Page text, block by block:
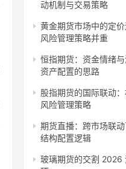
动机制与交易策略
黄金期货市场中的定
风险管理策略并重
恒指期货：资金情绪
资产配置的思路
股指期货的国际联动
风险管理策略
期货直播：跨市场联
结构配置逻辑
玻璃期货的交割 2026